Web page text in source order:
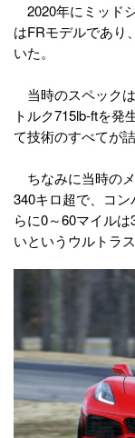
2020年にミッド
はFRモデルであり
いた。
当時のスペック
トルク715lb-ftを発
て技術のすべてが
ちなみに当時の
340キロ超で、コ
らに0～60マイル
いというウルトラ